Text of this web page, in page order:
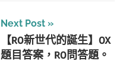
Next Post
【RO新世代的誕生】OX
題目答案，RO問答題。